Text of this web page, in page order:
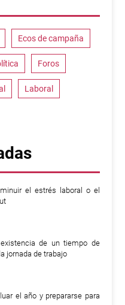
Ecos de campaña
Foros
Laboral
el estrés laboral o el
de un tiempo de
jornada de trabajo
el año y prepararse para